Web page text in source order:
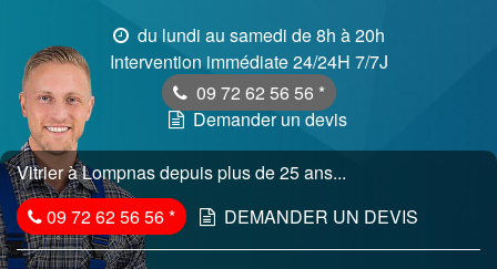
du lundi au samedi de 8h à 20h
Intervention immédiate 24/24H 7/7J
09 72 62 56 56 *
Demander un devis
Vitrier à Lompnas depuis plus de 25 ans...
09 72 62 56 56* DEMANDER UN DEVIS